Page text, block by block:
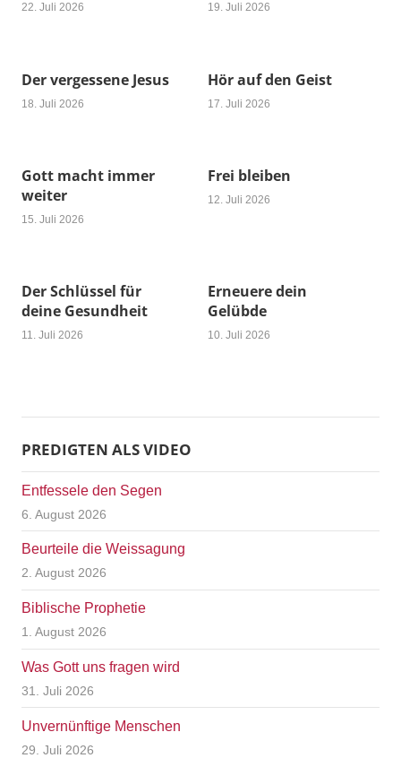
22. Juli 2026 19. Juli 2026
Der vergessene Jesus
18. Juli 2026
Hör auf den Geist
17. Juli 2026
Gott macht immer
weiter
15. Juli 2026
Frei bleiben
12. Juli 2026
Der Schlüssel für
deine Gesundheit
11. Juli 2026
Erneuere dein
Gelübde
10. Juli 2026
PREDIGTEN ALS VIDEO
Entfessele den Segen
6. August 2026
Beurteile die Weissagung
2. August 2026
Biblische Prophetie
1. August 2026
Was Gott uns fragen wird
31. Juli 2026
Unvernünftige Menschen
29. Juli 2026